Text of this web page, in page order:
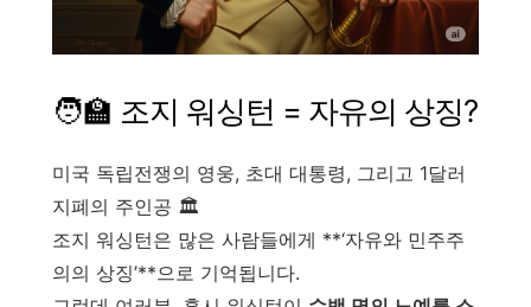
🧑‍🏫 조지 워싱턴 = 자유의 상징?
미국 독립전쟁의 영웅, 초대 대통령, 그리고 1달러
지폐의 주인공 🏛️
조지 워싱턴은 많은 사람들에게 **‘자유와 민주주
의의 상징’**으로 기억됩니다.